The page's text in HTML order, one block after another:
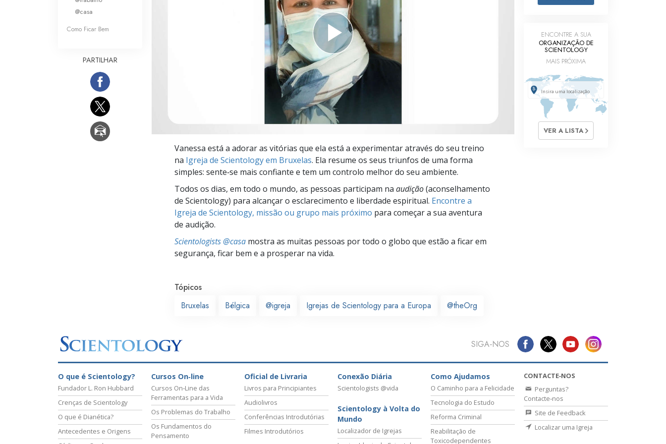
Ferramentas para o Local do Trabalho
A Causa da Supressão
Bases da Organização
Vanessa está a adorar as vitórias que ela está a experimentar através do seu treino
na Igreja de Scientology em Bruxelas. Ela resume os seus triunfos de uma forma
simples: sente‑se mais confiante e tem um controlo melhor do seu ambiente.
Todos os dias, em todo o mundo, as pessoas participam na audição(aconselhamento
de Scientology) para alcançar o esclarecimento e liberdade espiritual. Encontre a
Igreja de Scientology, missão ou grupo mais próximo para começar a sua aventura
de audição.
Scientologists @casa mostra as muitas pessoas por todo o globo que estão a ficar em
segurança, ficar bem e a prosperar na vida.
Tópicos
Bruxelas
Bélgica @igreja Igrejas de Scientology para a Europa @theOrg
@casa
Como Ficar Bem
PARTILHAR
ENCONTRE A SUA
ORGANIZAÇÃO DE
SCIENTOLOGY
MAIS PRÓXIMA
VER A LISTA
SIGA‑NOS
O que é Scientology?
Fundador L. Ron Hubbard
Crenças de Scientology
O que é Dianética?
Antecedentes e Origens
Cursos On‑line
Cursos On‑Line das
Ferramentas para a Vida
Os Problemas do Trabalho
Os Fundamentos do
Pensamento
Oficial de Livraria
Livros para Principiantes
Audiolivros
Conferências Introdutórias
Filmes Introdutórios
Conexão Diária
Scientologists @vida
Scientology à Volta do
Mundo
Localizador de Igrejas
Como Ajudamos
O Caminho para a Felicidade
Tecnologia do Estudo
Reforma Criminal
Reabilitação de
Toxicodependentes
CONTACTE‑NOS
Perguntas?
Contacte‑nos
Site de Feedback
Localizar uma Igreja